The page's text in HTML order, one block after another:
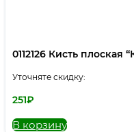
0112126 Кисть плоская
Уточняте скидку:
251₽
В корзину